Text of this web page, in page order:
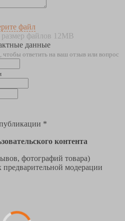
файл
файлов 12MB
данные
ответить на ваш отзыв или вопрос
*
контента
фотографий товара)
предварительной модерации